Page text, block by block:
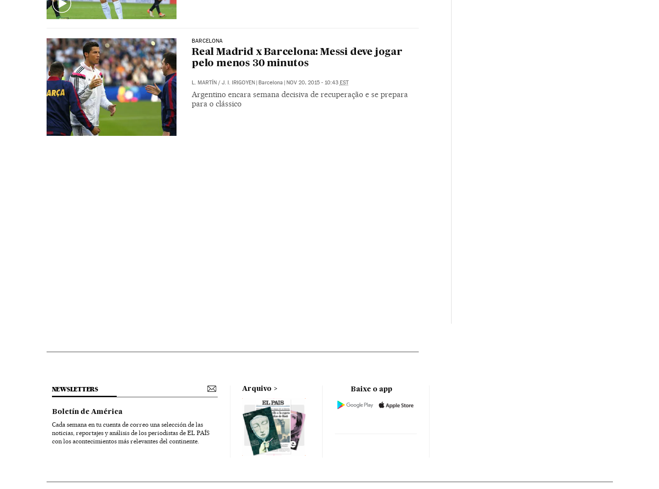
BARCELONA
Real Madrid x Barcelona: Messi deve jogar
pelo menos 30 minutos
L. MARTÍN/ J. I. IRIGOYEN | Barcelona | NOV 20, 2015 - 10:43 EST
Argentino encara semana decisiva de recuperação e se prepara
para o clássico
NEWSLETTERS
Boletín de América
Cada semana en tu cuenta de correo una selección de las
noticias, reportajes y análisis de los periodistas de EL PAÍS
con los acontecimientos más relevantes del continente.
Arquivo Baixe o app